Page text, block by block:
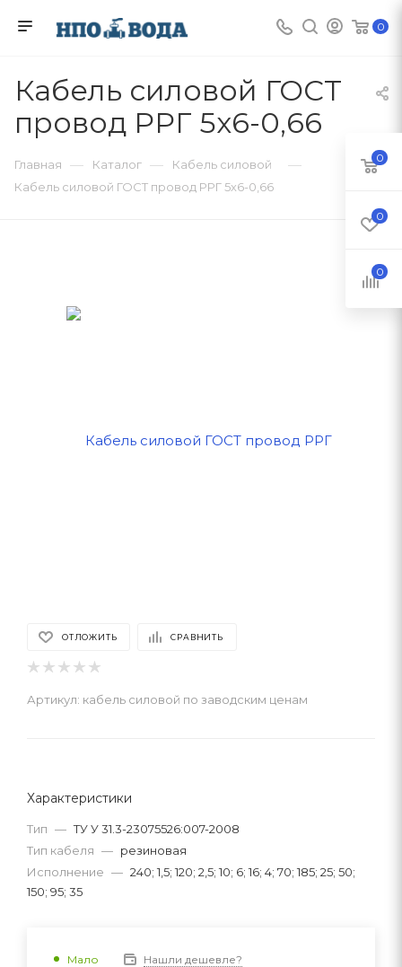
0
Кабель силовой ГОСТ
провод РРГ 5х6-0,66
Главная — Каталог — Кабель силовой —
Кабель силовой ГОСТ провод РРГ 5х6-0,66
ОТЛОЖИТЬ СРАВНИТЬ
Артикул: кабель силовой по заводским ценам
Характеристики
Тип — ТУ У 31.3-23075526:007-2008
Тип кабеля — резиновая
Исполнение — 240; 1,5; 120; 2,5; 10; 6; 16; 4; 70; 185; 25; 50;
150; 95; 35
Мало Нашли дешевле?
0
0
0